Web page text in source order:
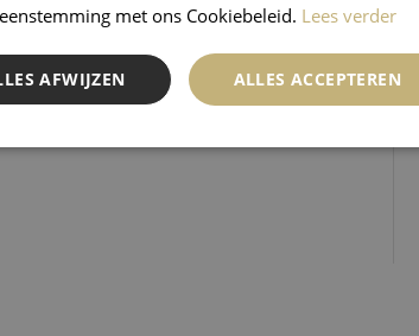
met ons Cookiebeleid. Lees verder
ALLES ACCEPTEREN
AFWIJZEN